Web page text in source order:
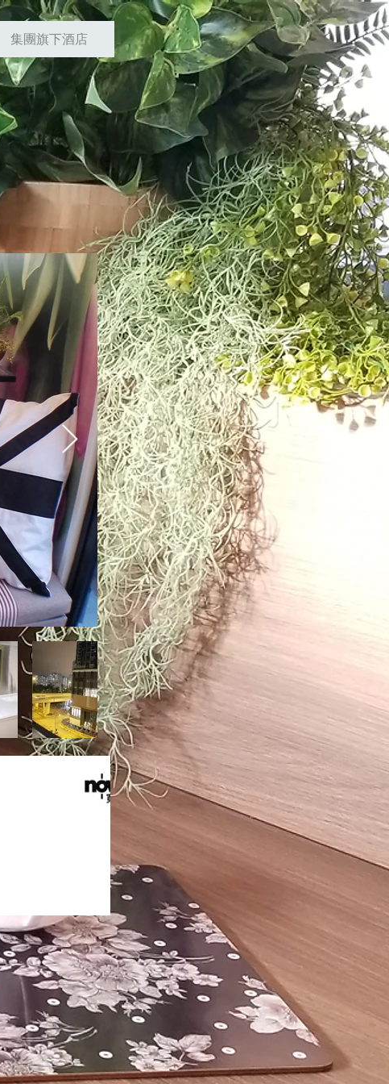
集團旗下酒店